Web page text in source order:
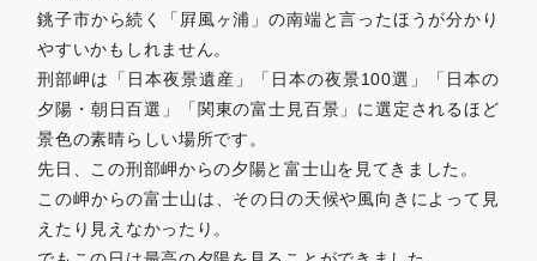
銚子市から続く「屛風ヶ浦」の南端と言ったほうが分かり
やすいかもしれません。
刑部岬は「日本夜景遺産」「日本の夜景100選」「日本の
夕陽・朝日百選」「関東の富士見百景」に選定されるほど
景色の素晴らしい場所です。
先日、この刑部岬からの夕陽と富士山を見てきました。
この岬からの富士山は、その日の天候や風向きによって見
えたり見えなかったり。